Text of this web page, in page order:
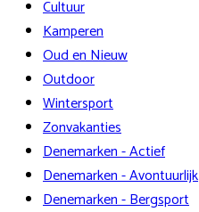
Cultuur
Kamperen
Oud en Nieuw
Outdoor
Wintersport
Zonvakanties
Denemarken - Actief
Denemarken - Avontuurlijk
Denemarken - Bergsport